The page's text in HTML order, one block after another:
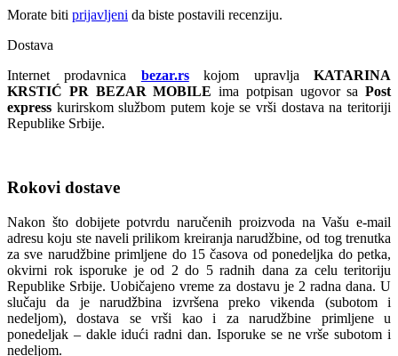
Morate biti prijavljeni da biste postavili recenziju.
Dostava
Internet prodavnica bezar.rskojom upravljaKATARINA
KRSTIĆ PR BEZAR MOBILE ima potpisan ugovor sa Post
express kurirskom službom putem koje se vrši dostava na teritoriji
Republike Srbije.
Rokovi dostave
Nakon što dobijete potvrdu naručenih proizvoda na Vašu e-mail
adresu koju ste naveli prilikom kreiranja narudžbine, od tog trenutka
za sve narudžbine primljene do 15 časova od ponedeljka do petka,
okvirni rok isporuke je od 2 do 5 radnih dana za celu teritoriju
Republike Srbije. Uobičajeno vreme za dostavu je 2 radna dana. U
slučaju da je narudžbina izvršena preko vikenda (subotom i
nedeljom), dostava se vrši kao i za narudžbine primljene u
ponedeljak – dakle idući radni dan. Isporuke se ne vrše subotom i
nedeljom.